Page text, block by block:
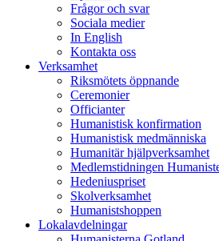
Frågor och svar
Sociala medier
In English
Kontakta oss
Verksamhet
Riksmötets öppnande
Ceremonier
Officianter
Humanistisk konfirmation
Humanistisk medmänniska
Humanitär hjälpverksamhet
Medlemstidningen
Hedeniuspriset
Skolverksamhet
Humanistshoppen
Lokalavdelningar